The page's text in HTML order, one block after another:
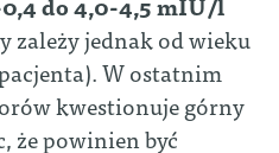
zależy jednak od wieku
W ostatnim
kwestionuje górny
że powinien być